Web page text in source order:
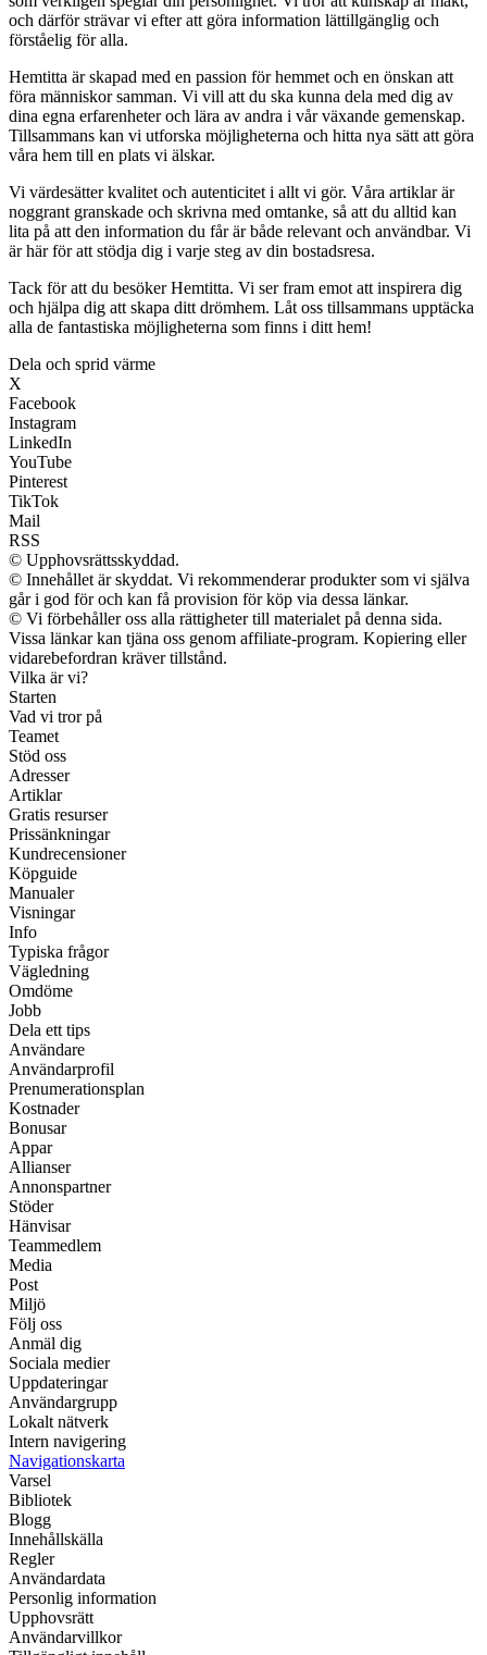
och därför strävar vi efter att göra information lättillgänglig och
förståelig för alla.
Hemtitta är skapad med en passion för hemmet och en önskan att
föra människor samman. Vi vill att du ska kunna dela med dig av
dina egna erfarenheter och lära av andra i vår växande gemenskap.
Tillsammans kan vi utforska möjligheterna och hitta nya sätt att göra
våra hem till en plats vi älskar.
Vi värdesätter kvalitet och autenticitet i allt vi gör. Våra artiklar är
noggrant granskade och skrivna med omtanke, så att du alltid kan
lita på att den information du får är både relevant och användbar. Vi
är här för att stödja dig i varje steg av din bostadsresa.
Tack för att du besöker Hemtitta. Vi ser fram emot att inspirera dig
och hjälpa dig att skapa ditt drömhem. Låt oss tillsammans upptäcka
alla de fantastiska möjligheterna som finns i ditt hem!
Dela och sprid värme
X
Facebook
Instagram
LinkedIn
YouTube
Pinterest
TikTok
Mail
RSS
© Upphovsrättsskyddad.
© Innehållet är skyddat. Vi rekommenderar produkter som vi själva
går i god för och kan få provision för köp via dessa länkar.
© Vi förbehåller oss alla rättigheter till materialet på denna sida.
Vissa länkar kan tjäna oss genom affiliate-program. Kopiering eller
vidarebefordran kräver tillstånd.
Vilka är vi?
Starten
Vad vi tror på
Teamet
Stöd oss
Adresser
Artiklar
Gratis resurser
Prissänkningar
Kundrecensioner
Köpguide
Manualer
Visningar
Info
Typiska frågor
Vägledning
Omdöme
Jobb
Dela ett tips
Användare
Användarprofil
Prenumerationsplan
Kostnader
Bonusar
Appar
Allianser
Annonspartner
Stöder
Hänvisar
Teammedlem
Media
Post
Miljö
Följ oss
Anmäl dig
Sociala medier
Uppdateringar
Användargrupp
Lokalt nätverk
Intern navigering
Navigationskarta
Varsel
Bibliotek
Blogg
Innehållskälla
Regler
Användardata
Personlig information
Upphovsrätt
Användarvillkor